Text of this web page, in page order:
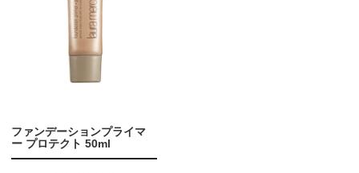
ファンデーションプライマ
ー プロテクト 50ml